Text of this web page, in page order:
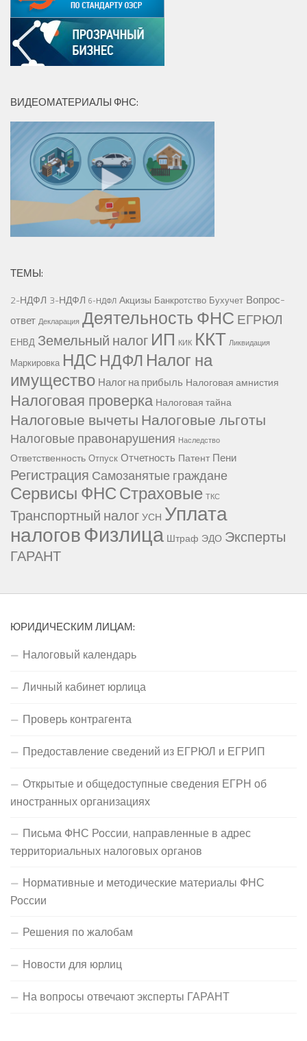
ВИДЕОМАТЕРИАЛЫ ФНС:
ТЕМЫ:
2-НДФЛ 3-НДФЛ 6-НДФЛ Акцизы Банкротство Бухучет Вопрос-
ответ Декларация Деятельность ФНС ЕГРЮЛ
ЕНВД Земельный налог ИП КИК ККТ Ликвидация
Маркировка НДС НДФЛ Налог на
имущество Налог на прибыль Налоговая амнистия
Налоговая проверка Налоговая тайна
Налоговые вычетыНалоговые льготы
Налоговые правонарушения Наследство
Ответственность Отпуск Отчетность Патент Пени
Регистрация Самозанятые граждане
Сервисы ФНССтраховые ТКС
Транспортный налогУСН Уплата
налоговФизлица Штраф ЭДО Эксперты
ГАРАНТ
ЮРИДИЧЕСКИМ ЛИЦАМ:
Налоговый календарь
Личный кабинет юрлица
Проверь контрагента
Предоставление сведений из ЕГРЮЛ и ЕГРИП
Открытые и общедоступные сведения ЕГРН об
иностранных организациях
Письма ФНС России, направленные в адрес
территориальных налоговых органов
Нормативные и методические материалы ФНС
России
Решения по жалобам
Новости для юрлиц
На вопросы отвечают эксперты ГАРАНТ